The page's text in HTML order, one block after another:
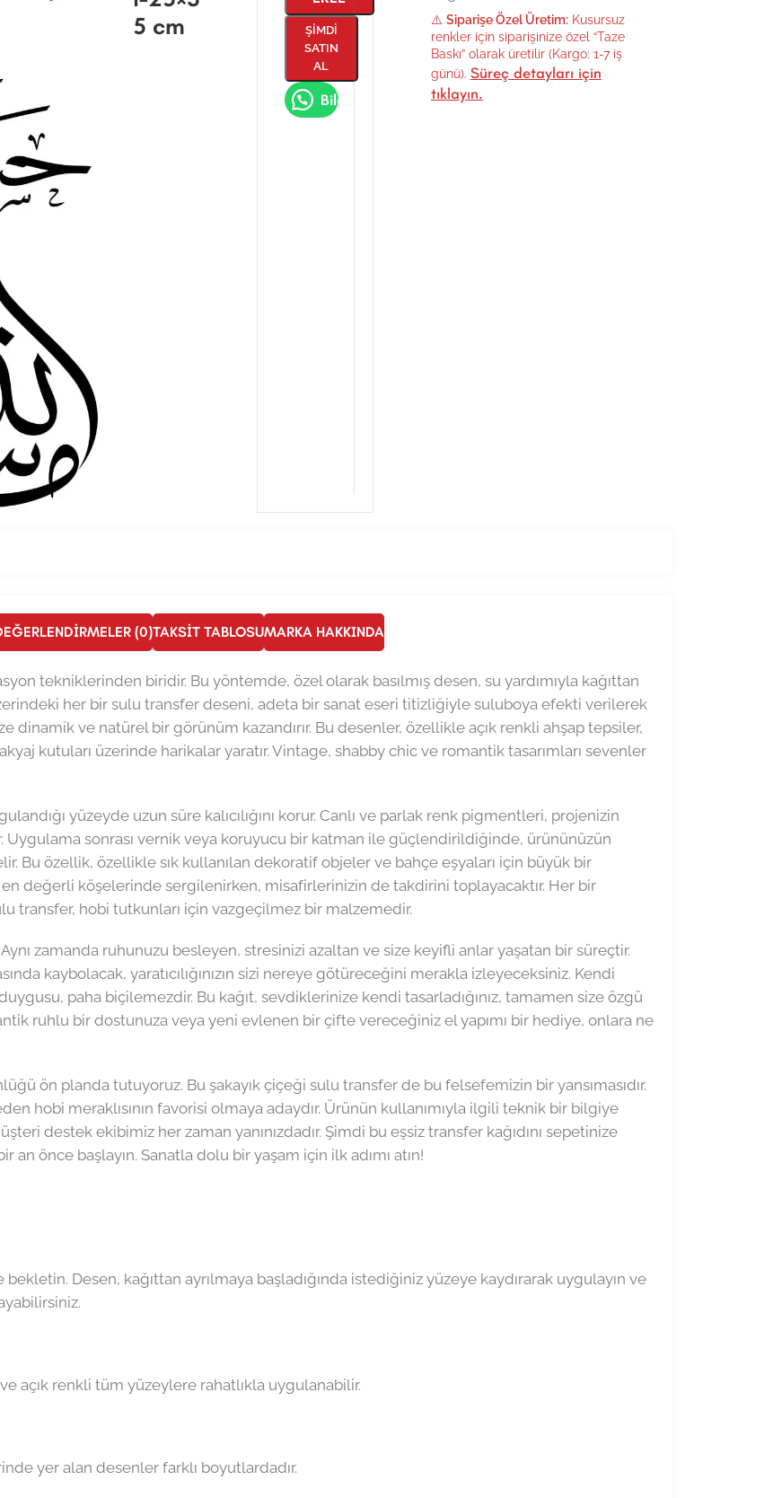
5 cm
ŞIMDI
SATIN
AL
Bilgi Al
⚠️ Siparişe Özel Üretim:Kusursuz
renkler için siparişinize özel “Taze
Baskı” olarak üretilir (Kargo: 1-7 iş
günü). Süreç detayları için
tıklayın.
(0)TAKSIT TABLOSUMARKA HAKKINDA
tekniklerinden biridir. Bu yöntemde, özel olarak basılmış desen, su yardımıyla kağıttan
her bir sulu transfer deseni, adeta bir sanat eseri titizliğiyle suluboya efekti verilerek
dinamik ve natürel bir görünüm kazandırır. Bu desenler, özellikle açık renkli ahşap tepsiler,
kutuları üzerinde harikalar yaratır. Vintage, shabby chic ve romantik tasarımları sevenler
yüzeyde uzun süre kalıcılığını korur. Canlı ve parlak renk pigmentleri, projenizin
sonrası vernik veya koruyucu bir katman ile güçlendirildiğinde, ürününüzün
Bu özellik, özellikle sık kullanılan dekoratif objeler ve bahçe eşyaları için büyük bir
en değerli köşelerinde sergilenirken, misafirlerinizin de takdirini toplayacaktır. Her bir
transfer, hobi tutkunları için vazgeçilmez bir malzemedir.
zamanda ruhunuzu besleyen, stresinizi azaltan ve size keyifli anlar yaşatan bir süreçtir.
kaybolacak, yaratıcılığınızın sizi nereye götüreceğini merakla izleyeceksiniz. Kendi
paha biçilemezdir. Bu kağıt, sevdiklerinize kendi tasarladığınız, tamamen size özgü
ruhlu bir dostunuza veya yeni evlenen bir çifte vereceğiniz el yapımı bir hediye, onlara ne
ön planda tutuyoruz. Bu şakayık çiçeği sulu transfer de bu felsefemizin bir yansımasıdır.
hobi meraklısının favorisi olmaya adaydır. Ürünün kullanımıyla ilgili teknik bir bilgiye
destek ekibimiz her zaman yanınızdadır. Şimdi bu eşsiz transfer kağıdını sepetinize
önce başlayın. Sanatla dolu bir yaşam için ilk adımı atın!
bekletin. Desen, kağıttan ayrılmaya başladığında istediğiniz yüzeye kaydırarak uygulayın ve
açık renkli tüm yüzeylere rahatlıkla uygulanabilir.
yer alan desenler farklı boyutlardadır.